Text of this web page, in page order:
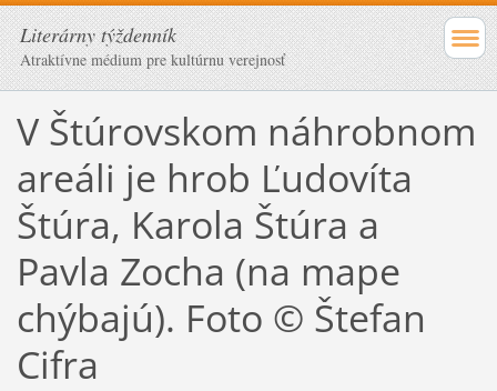
Literárny týždenník
Atraktívne médium pre kultúrnu verejnosť
V Štúrovskom náhrobnom
areáli je hrob Ľudovíta
Štúra, Karola Štúra a
Pavla Zocha (na mape
chýbajú). Foto © Štefan
Cifra